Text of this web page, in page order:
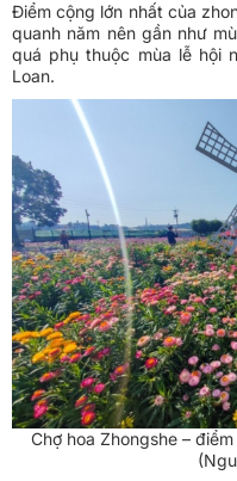
Điểm cộng lớn nhất của
quanh năm nên gần như
quá phụ thuộc mùa lễ hội
Loan.
Chợ hoa Zhongshe –